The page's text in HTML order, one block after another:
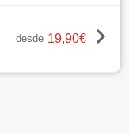
desde 19,90€